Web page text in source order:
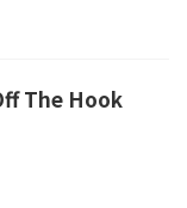
The Hook